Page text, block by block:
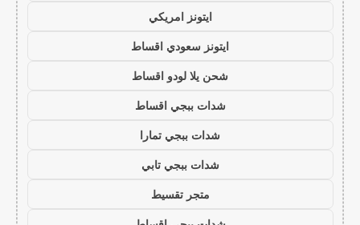
ايتونز امريكي
ايتونز سعودي اقساط
شحن يلا لودو اقساط
شدات ببجي اقساط
شدات ببجي تمارا
شدات ببجي تابي
متجر تقسيط